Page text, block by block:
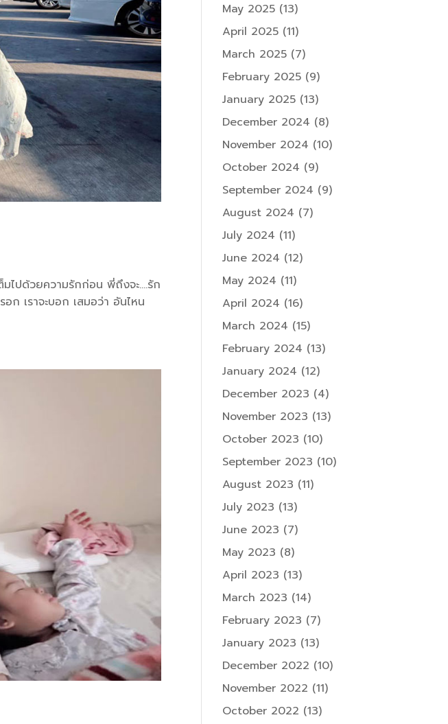
มไปด้วยความรักก่อน พี่ถึงจะ….รัก
ก เราจะบอก เสมอว่า อันไหน
May 2025 (13)
April 2025 (11)
March 2025 (7)
February 2025 (9)
January 2025 (13)
December 2024 (8)
November 2024 (10)
October 2024 (9)
September 2024 (9)
August 2024 (7)
July 2024 (11)
June 2024 (12)
May 2024 (11)
April 2024 (16)
March 2024 (15)
February 2024 (13)
January 2024 (12)
December 2023 (4)
November 2023 (13)
October 2023 (10)
September 2023 (10)
August 2023 (11)
July 2023 (13)
June 2023 (7)
May 2023 (8)
April 2023 (13)
March 2023 (14)
February 2023 (7)
January 2023 (13)
December 2022 (10)
November 2022 (11)
October 2022 (13)